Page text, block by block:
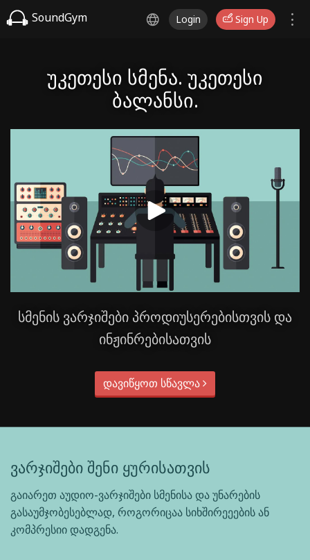
SoundGym Login Sign Up
უკეთესი სმენა. უკეთესი
ბალანსი.
სმენის ვარჯიშები პროდიუსერებისთვის და
ინჟინრებისათვის
დავიწყოთ სწავლა
ვარჯიშები შენი ყურისათვის
გაიარეთ აუდიო-ვარჯიშები სმენისა და უნარების
გასაუმჯობესებლად, როგორიცაა სიხშირეეების ან
კომპრესიი დადგენა.